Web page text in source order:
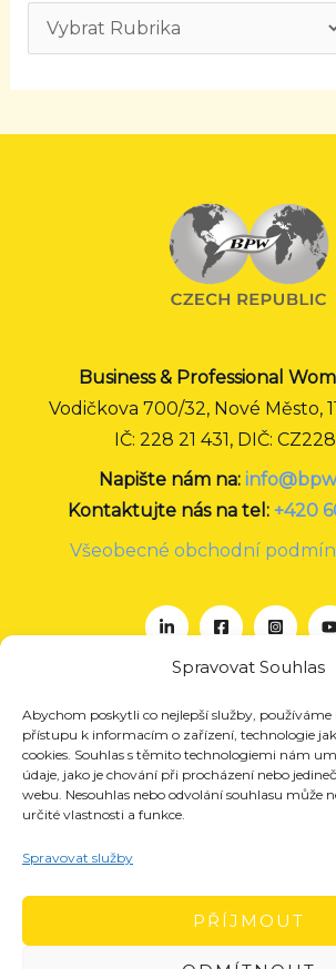
Spravovat Souhlas
Abychom poskytli co nejlepší služby, používáme
přístupu k informacím o zařízení, technologie
cookies. Souhlas s těmito technologiemi nám
údaje, jako je chování při procházení nebo
webu. Nesouhlas nebo odvolání souhlasu může
určité vlastnosti a funkce.
Spravovat služby
PŘÍJMOUT
Business & Professional
Vodičkova 700/32, Nové Město,
IČ: 228 21 431, DIČ:
Napište nám na:
Kontaktujte nás na tel: +420
Všeobecné obchodní
O nás
Projekty
Členství
Kontakt